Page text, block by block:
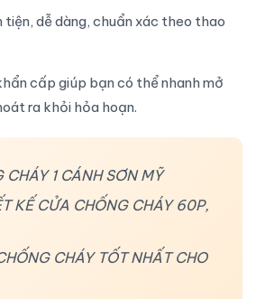
tiện, dễ dàng, chuẩn xác theo thao
cấp giúp bạn có thể nhanh mở
ra khỏi hỏa hoạn.
CHÁY 1 CÁNH SƠN MỸ
KẾ CỬA CHỐNG CHÁY 60P,
CHÁY TỐT NHẤT CHO